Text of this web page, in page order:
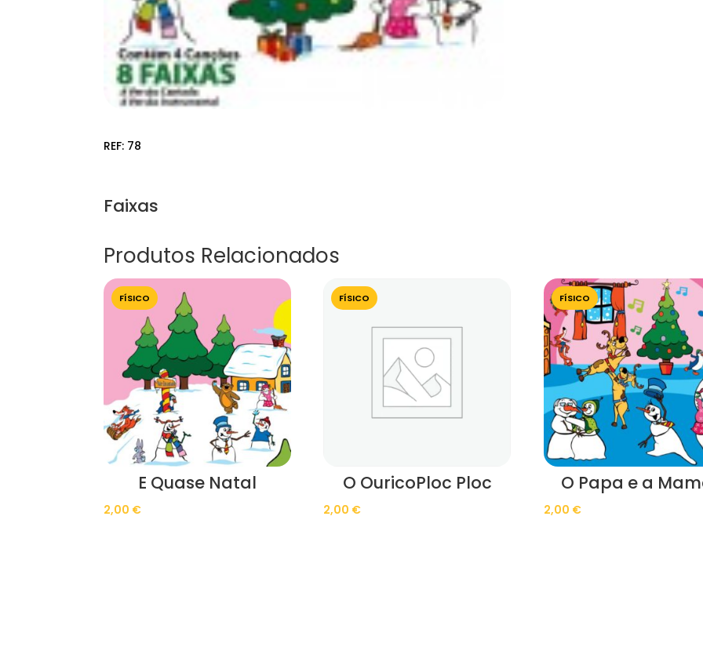
REF: 78
Faixas
Produtos Relacionados
FÍSICO
E Quase Natal
2,00 €
FÍSICO
O OuricoPloc Ploc
2,00 €
FÍSICO
O Papa e a
2,00 €